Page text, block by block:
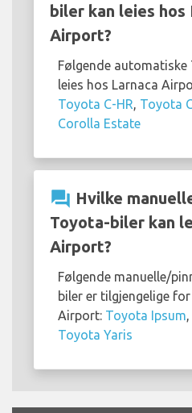
biler kan leies hos
Airport?
Følgende
leies hos Larnaca
Toyota C-HR Toyota
Corolla Estate
question_answer Hvilke
Toyota-biler kan
Airport?
Følgende manuelle/
biler er tilgjengelige
Airport: Toyota Ipsum
Toyota Yaris